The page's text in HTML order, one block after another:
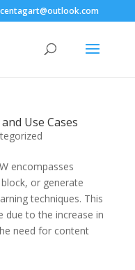
Use Cases
encompasses
or generate
techniques. This
due to the increase in
need for content